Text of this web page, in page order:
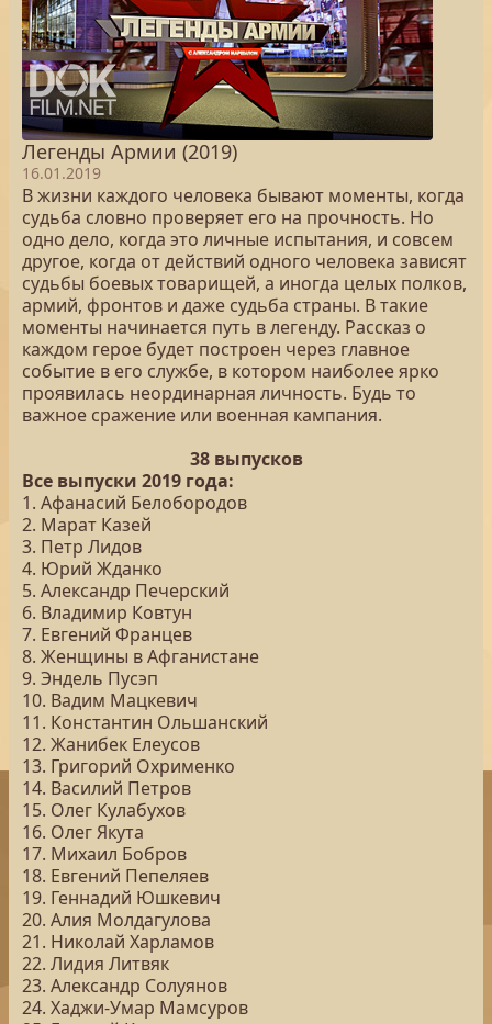
Легенды Армии (2019)
16.01.2019
В жизни каждого человека бывают моменты, когда
судьба словно проверяет его на прочность. Но
одно дело, когда это личные испытания, и совсем
другое, когда от действий одного человека зависят
судьбы боевых товарищей, а иногда целых полков,
армий, фронтов и даже судьба страны. В такие
моменты начинается путь в легенду. Рассказ о
каждом герое будет построен через главное
событие в его службе, в котором наиболее ярко
проявилась неординарная личность. Будь то
важное сражение или военная кампания.
38 выпусков
Все выпуски 2019 года:
1. Афанасий Белобородов
2. Марат Казей
3. Петр Лидов
4. Юрий Жданко
5. Александр Печерский
6. Владимир Ковтун
7. Евгений Францев
8. Женщины в Афганистане
9. Эндель Пусэп
10. Вадим Мацкевич
11. Константин Ольшанский
12. Жанибек Елеусов
13. Григорий Охрименко
14. Василий Петров
15. Олег Кулабухов
16. Олег Якута
17. Михаил Бобров
18. Евгений Пепеляев
19. Геннадий Юшкевич
20. Алия Молдагулова
21. Николай Харламов
22. Лидия Литвяк
23. Александр Солуянов
24. Хаджи-Умар Мамсуров